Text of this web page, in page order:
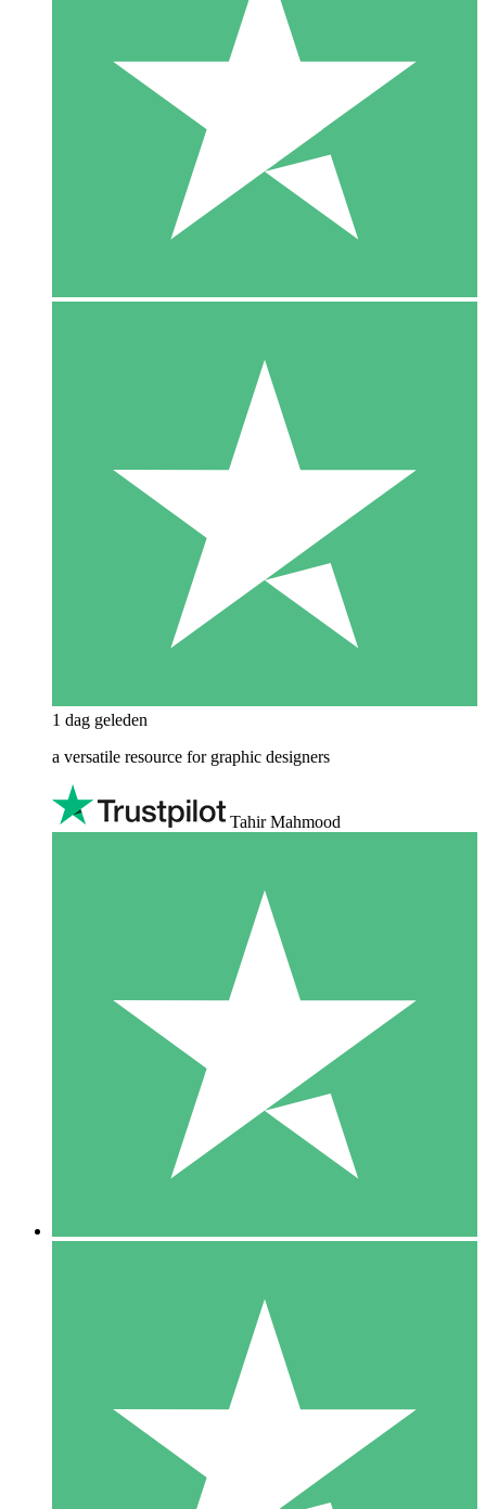
1 dag geleden
a versatile resource for graphic designers
Tahir Mahmood